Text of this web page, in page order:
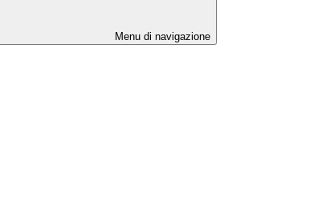
Menu di navigazione